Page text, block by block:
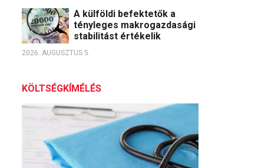
A külföldi befektetők a
tényleges makrogazdasági
stabilitást értékelik
2026. AUGUSZTUS 5.
KÖLTSÉGKÍMÉLÉS